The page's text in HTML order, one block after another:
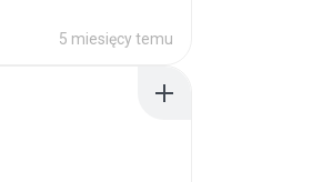
5 miesięcy temu